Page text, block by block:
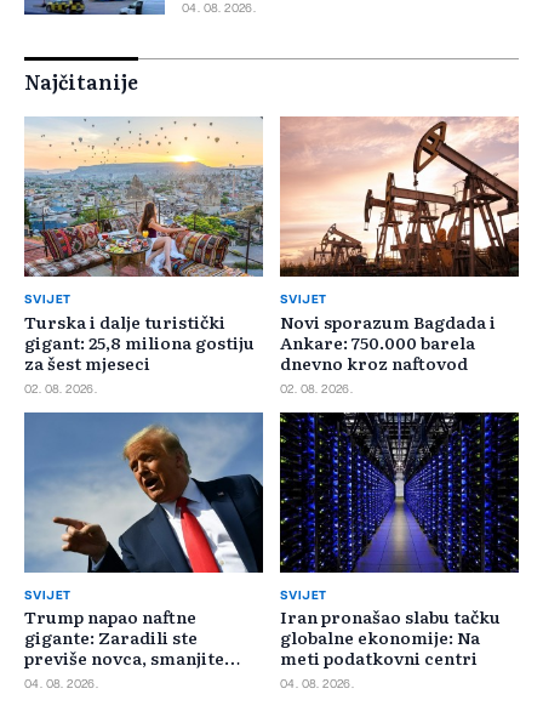
04. 08. 2026.
Najčitanije
SVIJET
Turska i dalje turistički
gigant: 25,8 miliona gostiju
za šest mjeseci
02. 08. 2026.
SVIJET
Novi sporazum Bagdada i
Ankare: 750.000 barela
dnevno kroz naftovod
02. 08. 2026.
SVIJET
Trump napao naftne
gigante: Zaradili ste
previše novca, smanjite
cijene
04. 08. 2026.
SVIJET
Iran pronašao slabu tačku
globalne ekonomije: Na
meti podatkovni centri
04. 08. 2026.